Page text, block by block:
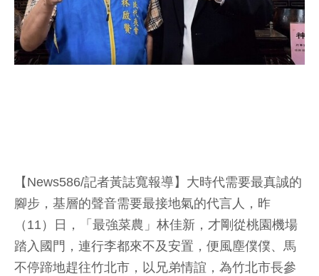
【News586/記者黃誌寬報導】大時代需要最真誠的
腳步，基層的聲音需要最接地氣的代言人，昨
（11）日，「最強菜農」林佳新，才剛從桃園機場
踏入國門，連行李都來不及安置，便風塵僕僕、馬
不停蹄地趕往竹北市，以兄弟情誼，為竹北市長參